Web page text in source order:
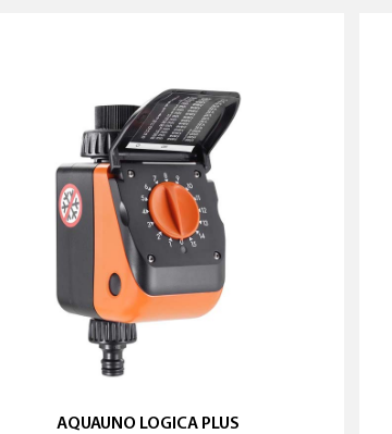
AQUAUNO LOGICA PLUS